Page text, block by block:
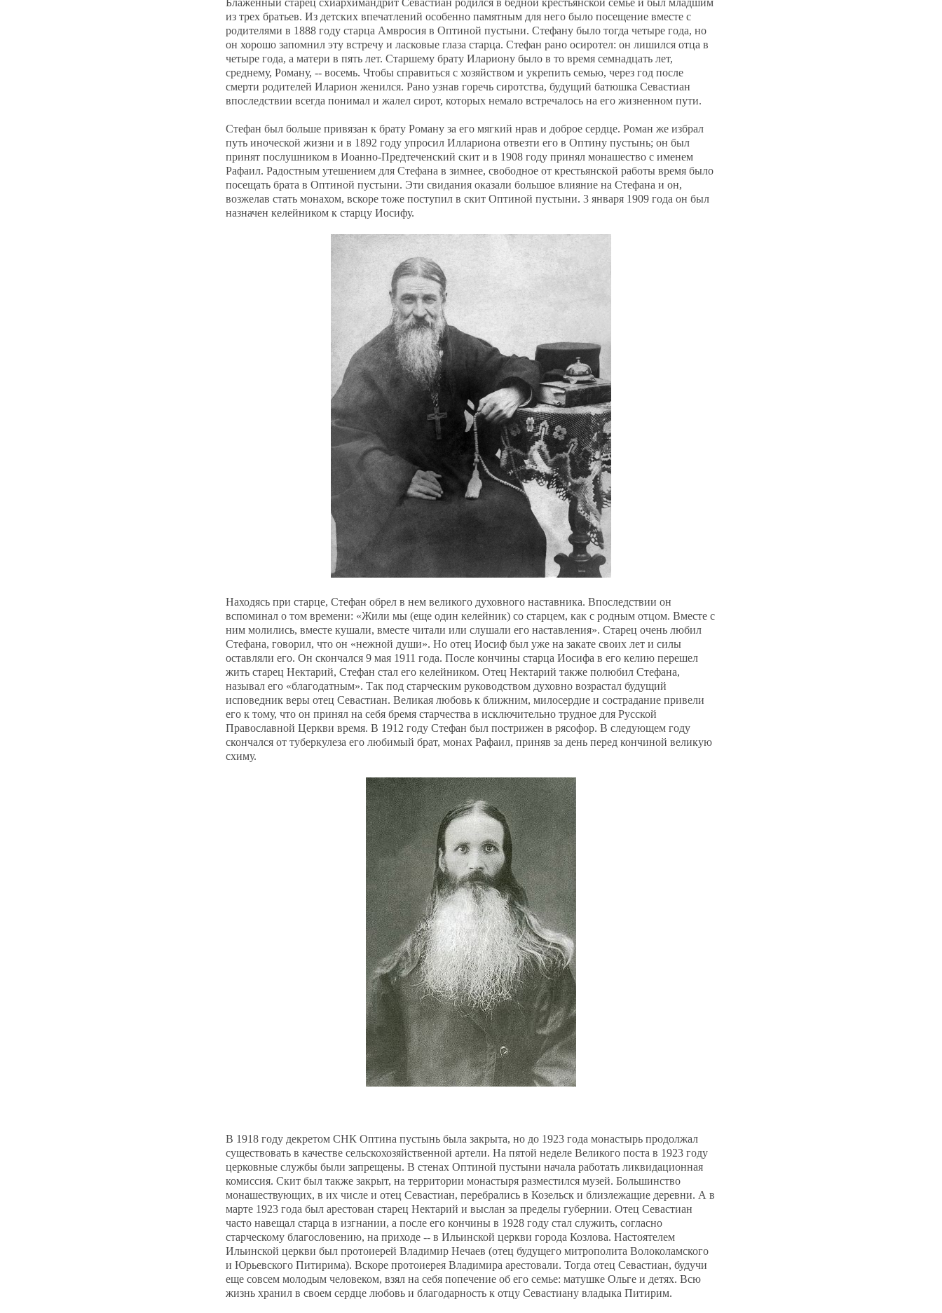
из трех братьев. Из детских впечатлений особенно памятным для него было посещение вместе с
родителями в 1888 году старца Амвросия в Оптиной пустыни. Стефану было тогда четыре года, но
он хорошо запомнил эту встречу и ласковые глаза старца. Стефан рано осиротел: он лишился отца в
четыре года, а матери в пять лет. Старшему брату Илариону было в то время семнадцать лет,
среднему, Роману, -- восемь. Чтобы справиться с хозяйством и укрепить семью, через год после
смерти родителей Иларион женился. Рано узнав горечь сиротства, будущий батюшка Севастиан
впоследствии всегда понимал и жалел сирот, которых немало встречалось на его жизненном пути.
Стефан был больше привязан к брату Роману за его мягкий нрав и доброе сердце. Роман же избрал
путь иноческой жизни и в 1892 году упросил Иллариона отвезти его в Оптину пустынь; он был
принят послушником в Иоанно-Предтеченский скит и в 1908 году принял монашество с именем
Рафаил. Радостным утешением для Стефана в зимнее, свободное от крестьянской работы время было
посещать брата в Оптиной пустыни. Эти свидания оказали большое влияние на Стефана и он,
возжелав стать монахом, вскоре тоже поступил в скит Оптиной пустыни. 3 января 1909 года он был
назначен келейником к старцу Иосифу.
Находясь при старце, Стефан обрел в нем великого духовного наставника. Впоследствии он
вспоминал о том времени: «Жили мы (еще один келейник) со старцем, как с родным отцом. Вместе с
ним молились, вместе кушали, вместе читали или слушали его наставления». Старец очень любил
Стефана, говорил, что он «нежной души». Но отец Иосиф был уже на закате своих лет и силы
оставляли его. Он скончался 9 мая 1911 года. После кончины старца Иосифа в его келию перешел
жить старец Нектарий, Стефан стал его келейником. Отец Нектарий также полюбил Стефана,
называл его «благодатным». Так под старческим руководством духовно возрастал будущий
исповедник веры отец Севастиан. Великая любовь к ближним, милосердие и сострадание привели
его к тому, что он принял на себя бремя старчества в исключительно трудное для Русской
Православной Церкви время. В 1912 году Стефан был пострижен в рясофор. В следующем году
скончался от туберкулеза его любимый брат, монах Рафаил, приняв за день перед кончиной великую
схиму.
В 1918 году декретом СНК Оптина пустынь была закрыта, но до 1923 года монастырь продолжал
существовать в качестве сельскохозяйственной артели. На пятой неделе Великого поста в 1923 году
церковные службы были запрещены. В стенах Оптиной пустыни начала работать ликвидационная
комиссия. Скит был также закрыт, на территории монастыря разместился музей. Большинство
монашествующих, в их числе и отец Севастиан, перебрались в Козельск и близлежащие деревни. А в
марте 1923 года был арестован старец Нектарий и выслан за пределы губернии. Отец Севастиан
часто навещал старца в изгнании, а после его кончины в 1928 году стал служить, согласно
старческому благословению, на приходе -- в Ильинской церкви города Козлова. Настоятелем
Ильинской церкви был протоиерей Владимир Нечаев (отец будущего митрополита Волоколамского
и Юрьевского Питирима). Вскоре протоиерея Владимира арестовали. Тогда отец Севастиан, будучи
еще совсем молодым человеком, взял на себя попечение об его семье: матушке Ольге и детях. Всю
жизнь хранил в своем сердце любовь и благодарность к отцу Севастиану владыка Питирим.